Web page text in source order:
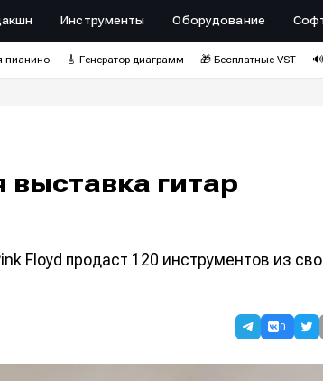
Инструменты Оборудование
пианино 🎸 Генератор диаграмм 🎁 Бесплатные VST
выставка гитар
Floyd продаст 120 инструментов из
0